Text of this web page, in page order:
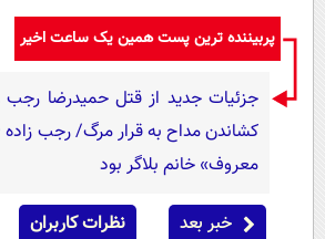
پربیننده ترین پست همین یک ساعت اخیر
جزئیات جدید از قتل حمیدرضا رجب
معروف» خانم بلاگر بود
خبر بعد نظرات کاربران